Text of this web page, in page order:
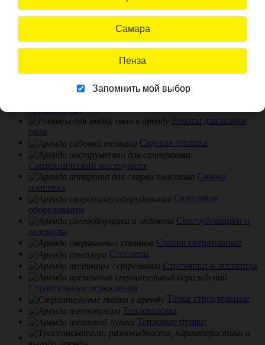
Промышленные фены
Резчики кровли
Рейсмусовые станки
(мультитулы)
Роботы для мойки
окон
Садовая техника
Сантехнический инструмент
Сварка
пластика
Сварочное
оборудование
Снегоуборщики и
ледоколы
Станки сверлильные
Степлеры
Стремянки и лестницы
Строительные ограждения
Тачки строительные
Тепловизоры
Тепловые пушки
Самара
Пенза
Запомнить мой выбор